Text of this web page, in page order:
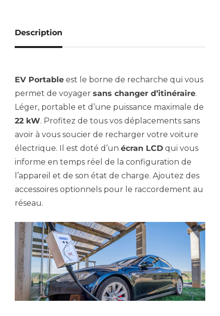
Description
EV Portable est le borne de recharche qui vous
permet de voyager sans changer d’itinéraire.
Léger, portable et d’une puissance maximale de
22 kW. Profitez de tous vos déplacements sans
avoir à vous soucier de recharger votre voiture
électrique. Il est doté d’un écran LCD qui vous
informe en temps réel de la configuration de
l’appareil et de son état de charge. Ajoutez des
accessoires optionnels pour le raccordement au
réseau.